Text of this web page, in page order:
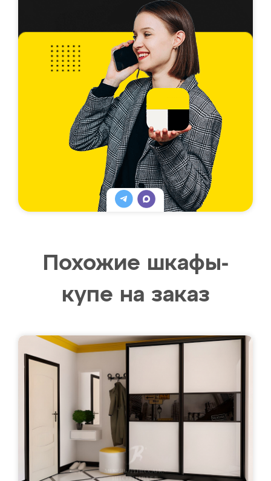
Похожие шкафы-
купе на заказ